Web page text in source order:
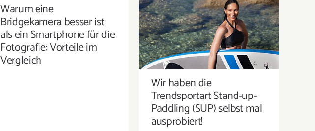
Warum eine
Bridgekamera besser ist
als ein Smartphone für die
Fotografie: Vorteile im
Vergleich
WIR HABEN DIE
TRENDSPORTART STAND-UP-
PADDLING (SUP) SELBST MAL
AUSPROBIERT!
Wir haben die
Trendsportart Stand-up-
Paddling (SUP) selbst mal
ausprobiert!